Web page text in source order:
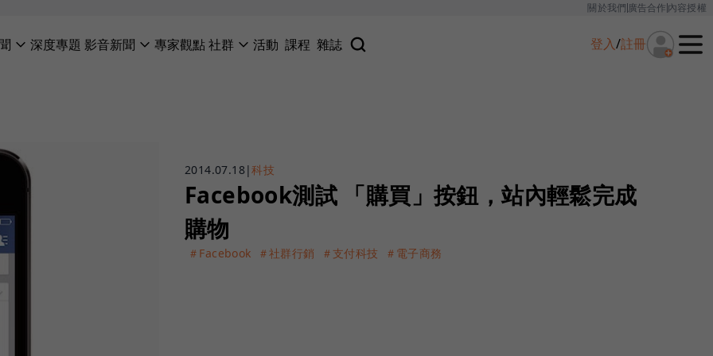
關於我們廣告合作內容授權
深度專題 影音新聞 專家觀點社群 活動 課程 雜誌 登入/註冊
2014.07.18|科技
Facebook測試 「購買」按鈕，站內輕鬆完成
購物
＃Facebook ＃社群行銷 ＃支付科技 ＃電子商務